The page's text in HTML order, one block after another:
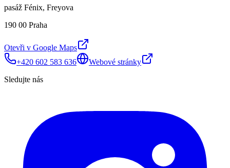
pasáž Fénix, Freyova
190 00 Praha
Otevři v Google Maps
+420 602 583 636
Webové stránky
Sledujte nás